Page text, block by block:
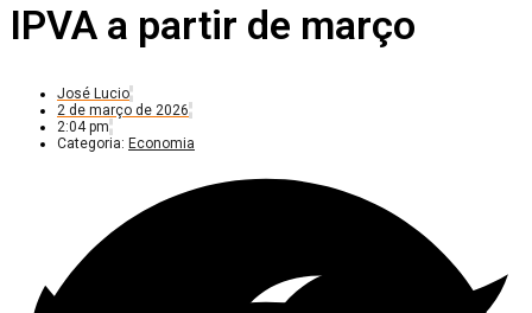
IPVA a partir de março
José Lucio
2 de março de 2026
2:04 pm
Categoria: Economia